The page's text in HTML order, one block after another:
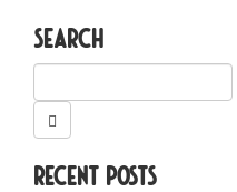
Search
Recent Posts